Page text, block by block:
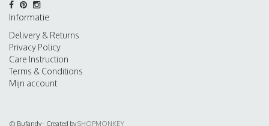
Informatie
Delivery & Returns
Privacy Policy
Care Instruction
Terms & Conditions
Mijn account
© Bufandy - Created bySHOPMONKEY